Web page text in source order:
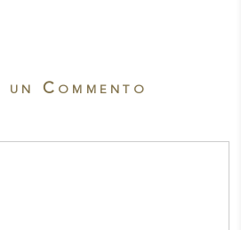
un Commento